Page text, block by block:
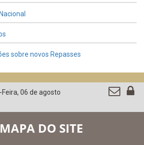
sobre novos Repasses
, 06 de agosto
DO SITE